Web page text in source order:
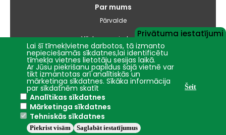
Par mums
Pārvalde
Vēsture un simbolika
Studiju virzienu pārskati un pašnovērtējuma ziņojumi
Iepirkumi
Nāc studēt
Privātuma iestatījumi
Lai šī tīmekļvietne darbotos, tā izmanto
nepieciešamās sīkdatnes,lai identificētu
tīmekļa vietnes lietotāju sesijas laikā.
Ar Jūsu piekrišanu papildus šajā vietnē var
tikt izmantotas arī analītiskās un
mārketinga sīkdatnes. Sīkāka informācija
par sīkdatnēm skatīt Šeit
Analītikas sīkdatnes
Mārketinga sīkdatnes
Tehniskās sīkdatnes
Saglabāt iestatījumus
Piekrist visām